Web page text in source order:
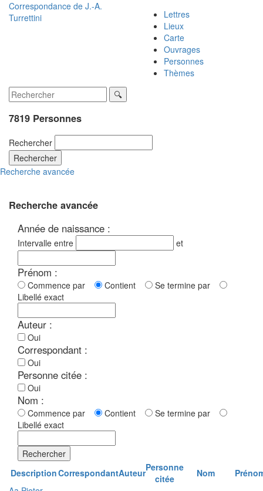
Correspondance de J.-A.
Turrettini
Lettres
Lieux
Carte
Ouvrages
Personnes
Thèmes
7819 Personnes
Rechercher
Rechercher
Recherche avancée
Recherche avancée
Année de naissance :
Intervalle entre et
Prénom :
Commence par Contient
Se termine par
Libellé exact
Auteur :
Oui
Correspondant :
Oui
Personne citée :
Oui
Nom :
Commence par Contient
Se termine par
Libellé exact
Rechercher
DescriptionCorrespondantAuteurPersonne
citée
Nom